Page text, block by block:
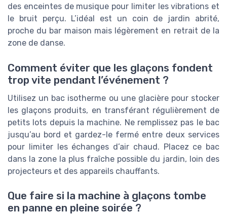
des enceintes de musique pour limiter les vibrations et
le bruit perçu. L’idéal est un coin de jardin abrité,
proche du bar maison mais légèrement en retrait de la
zone de danse.
Comment éviter que les glaçons fondent
trop vite pendant l’événement ?
Utilisez un bac isotherme ou une glacière pour stocker
les glaçons produits, en transférant régulièrement de
petits lots depuis la machine. Ne remplissez pas le bac
jusqu’au bord et gardez-le fermé entre deux services
pour limiter les échanges d’air chaud. Placez ce bac
dans la zone la plus fraîche possible du jardin, loin des
projecteurs et des appareils chauffants.
Que faire si la machine à glaçons tombe
en panne en pleine soirée ?